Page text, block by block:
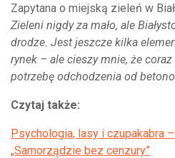
Zapytana o miejską zieleń w
Zieleni nigdy za mało, ale
drodze. Jest jeszcze kilka
rynek – ale cieszy mnie, że
potrzebę odchodzenia od
Czytaj także:
Psychologia, lasy i czupakabra
„Samorządzie bez cenzury”